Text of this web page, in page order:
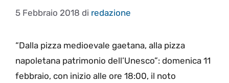
5 Febbraio 2018 di redazione
“Dalla pizza medioevale gaetana, alla pizza
napoletana patrimonio dell’Unesco”: domenica 11
febbraio, con inizio alle ore 18:00, il noto